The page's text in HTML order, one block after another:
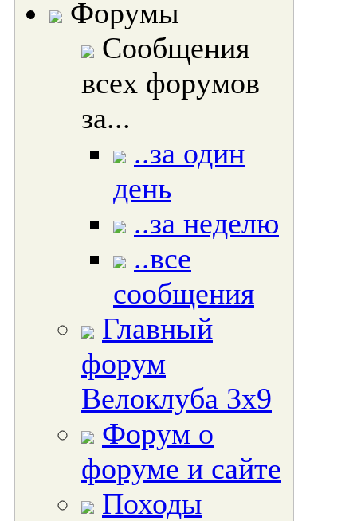
Форумы
Сообщения
всех форумов
за...
..за один
день
..за неделю
..все
сообщения
Главный
форум
Велоклуба 3х9
Форум о
форуме и сайте
Походы